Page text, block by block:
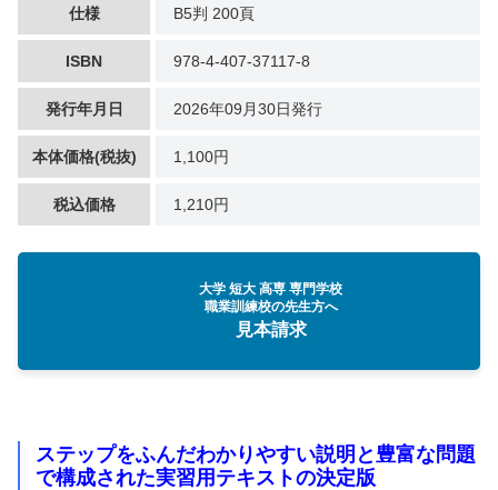
仕様 B5判 200頁
ISBN 978-4-407-37117-8
発行年月日 2026年09月30日発行
本体価格(税抜) 1,100円
税込価格 1,210円
大学 短大 高専 専門学校
職業訓練校の先生方へ
見本請求
ステップをふんだわかりやすい説明と豊富な問題
で構成された実習用テキストの決定版